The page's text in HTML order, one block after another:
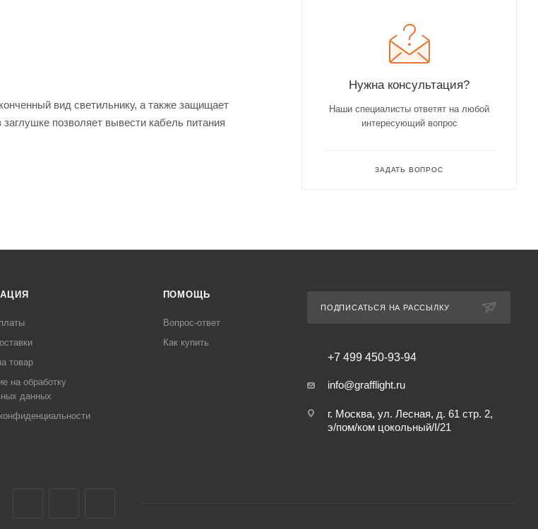
вид светильнику, а также защищает
позволяет вывести кабель питания
Нужна консультация?
Наши специалисты ответят на любой
интересующий вопрос
ЗАДАТЬ ВОПРОС
товар
на обработку
данных
ПОМОЩЬ
Вопрос-ответ
Как купить
ПОДПИСАТЬСЯ НА РАССЫЛКУ
+7 499 450-93-94
info@grafflight.ru
г. Москва, ул. Лесная, д. 61 стр. 2,
э/пом/ком цокольный/I/21